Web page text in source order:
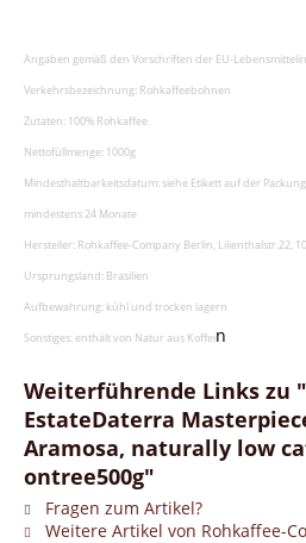
Angaben gemäß den Vorschriften der EU-
Verkehrsbezeichnung: Rohkaffeebohnen
Zutaten: 100% Rohkaffee
Nettofüllmenge: 1000g
Mindesthaltbarkeitsdatum: siehe Etikett auf der
mindestens 24 Monate
Hersteller: Rohkaffee-Company Berlin, Lilienthalstr.22,
Ursprungsland: Brasilien
Aufbewahrung: kühl und trocken lagern
Sonstiges: enthält von Natur aus Koffein
Weiterführende Links zu
EstateDaterra
Aramosa, naturally low
ontree500g"
Fragen zum Artikel?
Weitere Artikel von Rohkaffee-